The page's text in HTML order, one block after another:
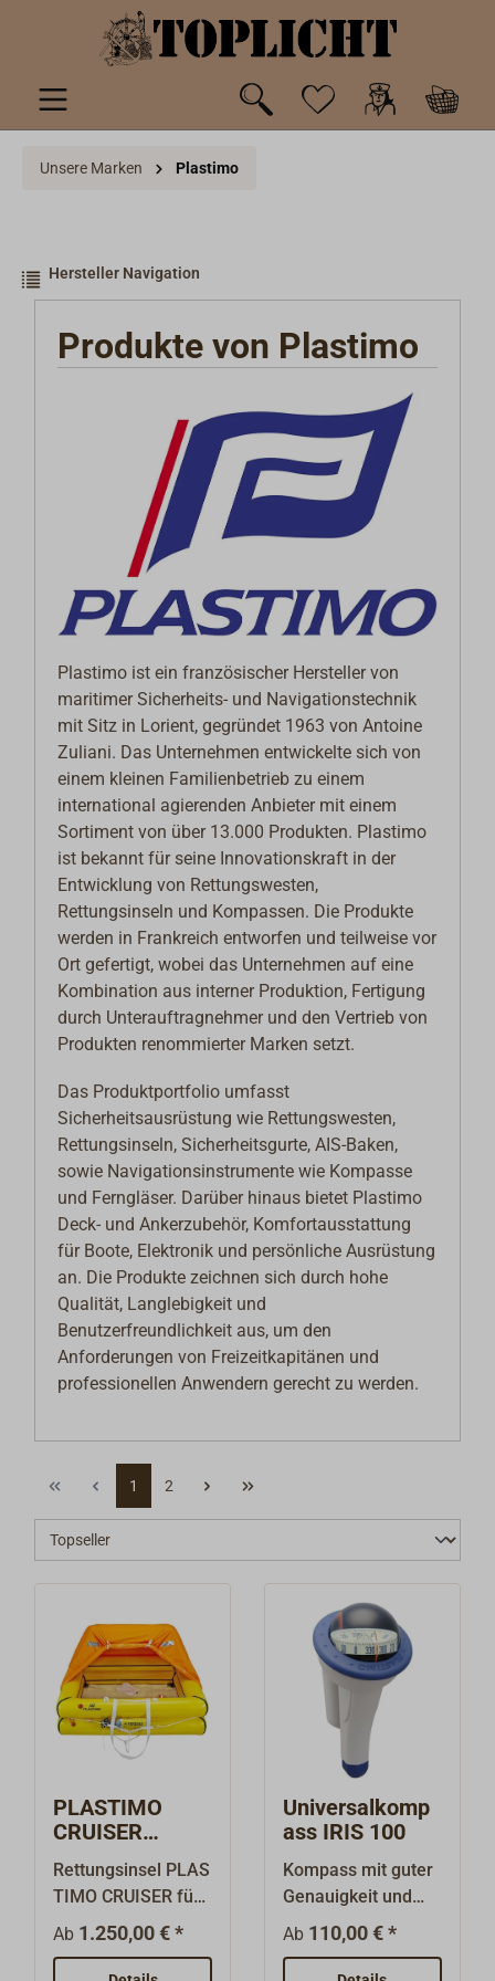
springen
Unsere Marken Plastimo
Hersteller Navigation
Produkte von Plastimo
Plastimo ist ein französischer Hersteller von
maritimer Sicherheits- und Navigationstechnik
mit Sitz in Lorient, gegründet 1963 von Antoine
Zuliani. Das Unternehmen entwickelte sich von
einem kleinen Familienbetrieb zu einem
international agierenden Anbieter mit einem
Sortiment von über 13.000 Produkten. Plastimo
ist bekannt für seine Innovationskraft in der
Entwicklung von Rettungswesten,
Rettungsinseln und Kompassen. Die Produkte
werden in Frankreich entworfen und teilweise vor
Ort gefertigt, wobei das Unternehmen auf eine
Kombination aus interner Produktion, Fertigung
durch Unterauftragnehmer und den Vertrieb von
Produkten renommierter Marken setzt.
Das Produktportfolio umfasst
Sicherheitsausrüstung wie Rettungswesten,
Rettungsinseln, Sicherheitsgurte, AIS-Baken,
sowie Navigationsinstrumente wie Kompasse
und Ferngläser. Darüber hinaus bietet Plastimo
Deck- und Ankerzubehör, Komfortausstattung
für Boote, Elektronik und persönliche Ausrüstung
an. Die Produkte zeichnen sich durch hohe
Qualität, Langlebigkeit und
Benutzerfreundlichkeit aus, um den
Anforderungen von Freizeitkapitänen und
professionellen Anwendern gerecht zu werden.
1 2
PLASTIMO
CRUISER
Rettungsinsel
Rettungsinsel PLAS
TIMO CRUISER für
Langstreckenfahrt
Küstengewässern.D
Ab 1.250,00 € *
Universalkomp
ass IRIS 100
Kompass mit guter
Genauigkeit und
leichter
Ablesbarkeit in
jeder Lage,
Ab 110,00 € *